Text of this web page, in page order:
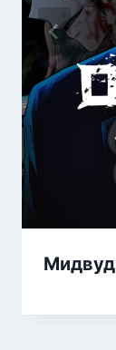
Мидвуд